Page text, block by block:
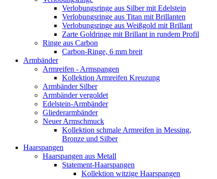
Verlobungsringe aus Silber mit Edelstein
Verlobungsringe aus Titan mit Brillanten
Verlobungsringe aus Weißgold mit Brillant
Zarte Goldringe mit Brillant in rundem Profil
Ringe aus Carbon
Carbon-Ringe, 6 mm breit
Armbänder
Armreifen - Armspangen
Kollektion Armreifen Kreuzung
Armbänder Silber
Armbänder vergoldet
Edelstein-Armbänder
Gliederarmbänder
Neuer Armschmuck
Kollektion schmale Armreifen in Messing,
Bronze und Silber
Haarspangen
Haarspangen aus Metall
Statement-Haarspangen
Kollektion witzige Haarspangen